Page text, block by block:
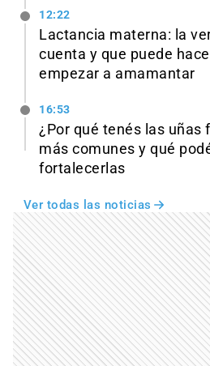
12:22
Lactancia materna: la
cuenta y que puede
empezar a amamantar
16:53
¿Por qué tenés las uñas
más comunes y qué
fortalecerlas
Ver todas las noticias